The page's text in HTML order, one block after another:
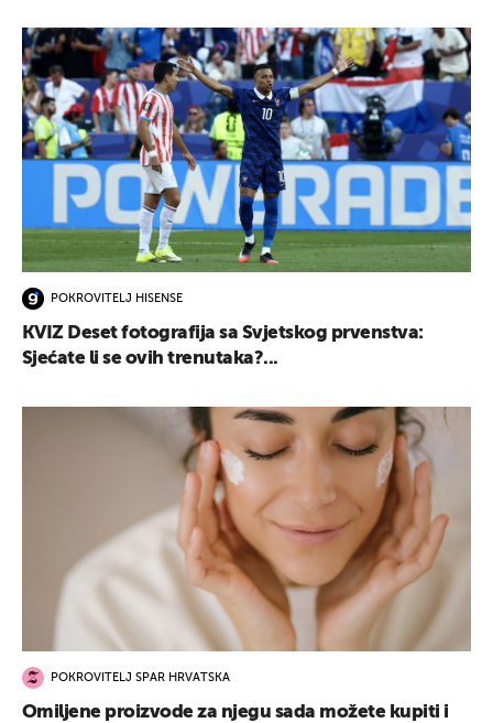
POKROVITELJ HISENSE
KVIZ Deset fotografija sa Svjetskog prvenstva:
Sjećate li se ovih trenutaka?...
POKROVITELJ SPAR HRVATSKA
Omiljene proizvode za njegu sada možete kupiti i